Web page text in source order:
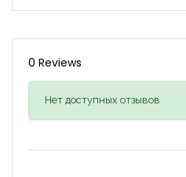
0 Reviews
Нет доступных отзывов